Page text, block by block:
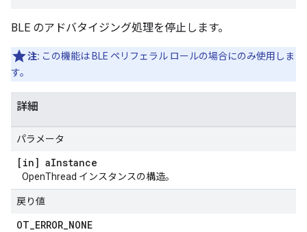
BLE のアドバタイジング処理を停止します。
注: この機能は BLE ペリフェラル ロールの場合にのみ使用しま
す。
詳細
パラメータ
[in] aInstance
OpenThread インスタンスの構造。
戻り値
OT_ERROR_NONE